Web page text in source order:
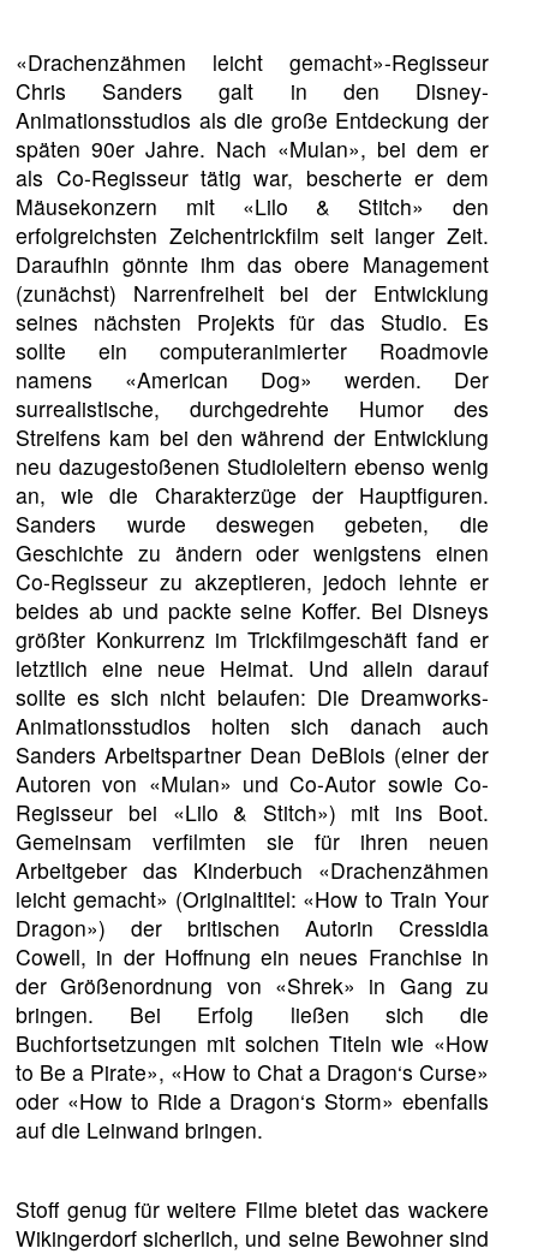
«Drachenzähmen leicht gemacht»-Regisseur
Chris Sanders galt in den Disney-
Animationsstudios als die große Entdeckung der
späten 90er Jahre. Nach «Mulan», bei dem er
als Co-Regisseur tätig war, bescherte er dem
Mäusekonzern mit «Lilo & Stitch» den
erfolgreichsten Zeichentrickfilm seit langer Zeit.
Daraufhin gönnte ihm das obere Management
(zunächst) Narrenfreiheit bei der Entwicklung
seines nächsten Projekts für das Studio. Es
sollte ein computeranimierter Roadmovie
namens «American Dog» werden. Der
surrealistische, durchgedrehte Humor des
Streifens kam bei den während der Entwicklung
neu dazugestoßenen Studioleitern ebenso wenig
an, wie die Charakterzüge der Hauptfiguren.
Sanders wurde deswegen gebeten, die
Geschichte zu ändern oder wenigstens einen
Co-Regisseur zu akzeptieren, jedoch lehnte er
beides ab und packte seine Koffer. Bei Disneys
größter Konkurrenz im Trickfilmgeschäft fand er
letztlich eine neue Heimat. Und allein darauf
sollte es sich nicht belaufen: Die Dreamworks-
Animationsstudios holten sich danach auch
Sanders Arbeitspartner Dean DeBlois (einer der
Autoren von «Mulan» und Co-Autor sowie Co-
Regisseur bei «Lilo & Stitch») mit ins Boot.
Gemeinsam verfilmten sie für ihren neuen
Arbeitgeber das Kinderbuch «Drachenzähmen
leicht gemacht» (Originaltitel: «How to Train Your
Dragon») der britischen Autorin Cressidia
Cowell, in der Hoffnung ein neues Franchise in
der Größenordnung von «Shrek» in Gang zu
bringen. Bei Erfolg ließen sich die
Buchfortsetzungen mit solchen Titeln wie «How
to Be a Pirate», «How to Chat a Dragon‘s Curse»
oder «How to Ride a Dragon‘s Storm» ebenfalls
auf die Leinwand bringen.
Stoff genug für weitere Filme bietet das wackere
Wikingerdorf sicherlich, und seine Bewohner sind